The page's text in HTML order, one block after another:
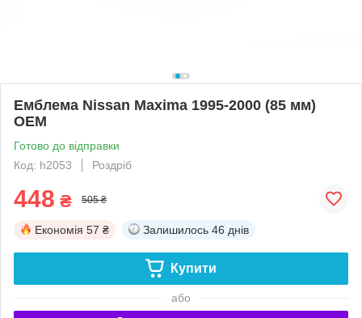
Емблема Nissan Maxima 1995-2000 (85 мм)
OEM
Готово до відправки
Код: h2053
Роздріб
448 ₴ 505 ₴
Економія 57 ₴ Залишилось 46 днів
Купити
або